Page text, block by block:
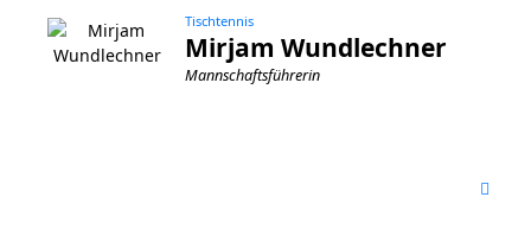
Tischtennis
Mirjam Wundlechner
Mannschaftsführerin